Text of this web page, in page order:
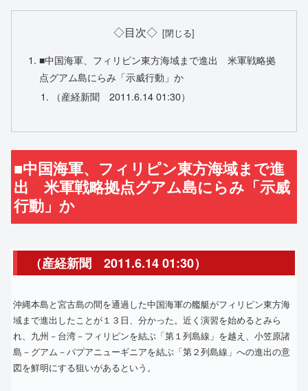
◇目次◇
■中国海軍、フィリピン東方海域まで進出 米軍戦略拠
点グアム島にらみ「示威行動」か
（産経新聞 2011.6.14 01:30）
■中国海軍、フィリピン東方海域まで進
出 米軍戦略拠点グアム島にらみ「示威
行動」か
（産経新聞 2011.6.14 01:30）
沖縄本島と宮古島の間を通過した中国海軍の艦艇がフィリピン東方海
域まで進出したことが１３日、分かった。近く演習を始めるとみら
れ、九州－台湾－フィリピンを結ぶ「第１列島線」を越え、小笠原諸
島－グアム－パプアニューギニアを結ぶ「第２列島線」への進出の意
図を鮮明にする狙いがあるという。